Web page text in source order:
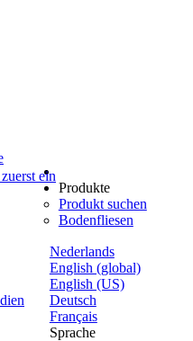
ein
Nederlands
English (global)
English (US)
Deutsch
Français
Sprache
Produkte
Produkt suchen
Bodenfliesen